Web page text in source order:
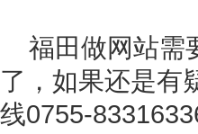
福田做网站需
了，如果还是有
线0755-